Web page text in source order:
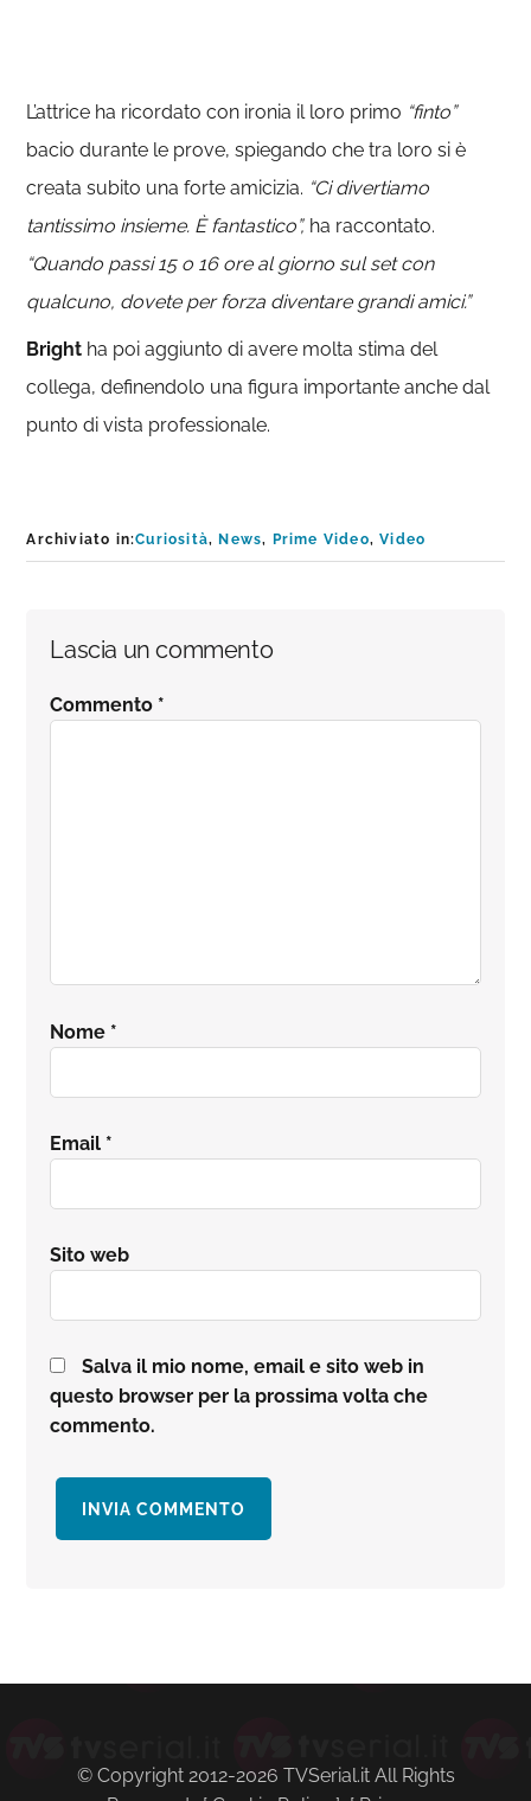
L’attrice ha ricordato con ironia il loro primo “finto”
bacio durante le prove, spiegando che tra loro si è
creata subito una forte amicizia. “Ci divertiamo
tantissimo insieme. È fantastico”, ha raccontato.
“Quando passi 15 o 16 ore al giorno sul set con
qualcuno, dovete per forza diventare grandi amici.”
Bright ha poi aggiunto di avere molta stima del
collega, definendolo una figura importante anche dal
punto di vista professionale.
Archiviato in:Curiosità,News, Prime Video,Video
Interazioni
del
Lascia un commento
Commento *
Nome *
Email *
Sito web
Salva il mio nome, email e sito web in
questo browser per la prossima volta che
commento.
primaria
© Copyright 2012-2026 TVSerial.it All Rights